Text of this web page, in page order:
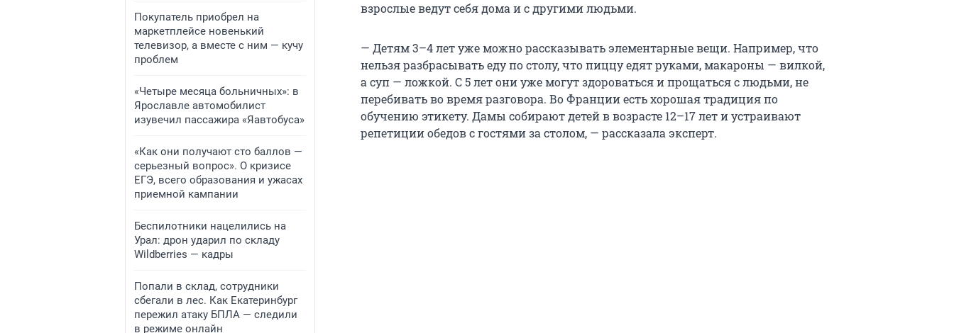
Покупатель приобрел на
маркетплейсе новенький
телевизор, а вместе с ним — кучу
проблем
«Четыре месяца больничных»: в
Ярославле автомобилист
изувечил пассажира «Яавтобуса»
«Как они получают сто баллов —
серьезный вопрос». О кризисе
ЕГЭ, всего образования и ужасах
приемной кампании
Беспилотники нацелились на
Урал: дрон ударил по складу
Wildberries — кадры
Попали в склад, сотрудники
сбегали в лес. Как Екатеринбург
пережил атаку БПЛА — следили
в режиме онлайн
взрослые ведут себя дома и с другими людьми.
— Детям 3–4 лет уже можно рассказывать элементарные вещи. Например, что
нельзя разбрасывать еду по столу, что пиццу едят руками, макароны — вилкой,
а суп — ложкой. С 5 лет они уже могут здороваться и прощаться с людьми, не
перебивать во время разговора. Во Франции есть хорошая традиция по
обучению этикету. Дамы собирают детей в возрасте 12–17 лет и устраивают
репетиции обедов с гостями за столом, — рассказала эксперт.